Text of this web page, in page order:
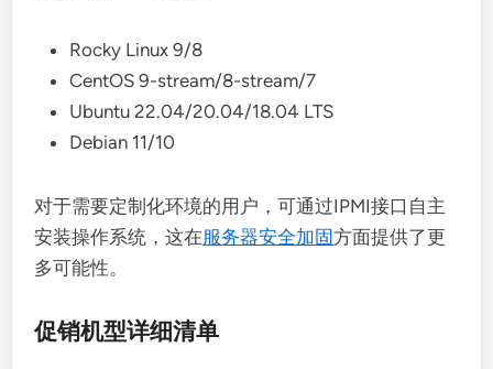
Rocky Linux 9/8
CentOS 9-stream/8-stream/7
Ubuntu 22.04/20.04/18.04 LTS
Debian 11/10
对于需要定制化环境的用户，可通过IPMI接口自主
安装操作系统，这在服务器安全加固方面提供了更
多可能性。
促销机型详细清单